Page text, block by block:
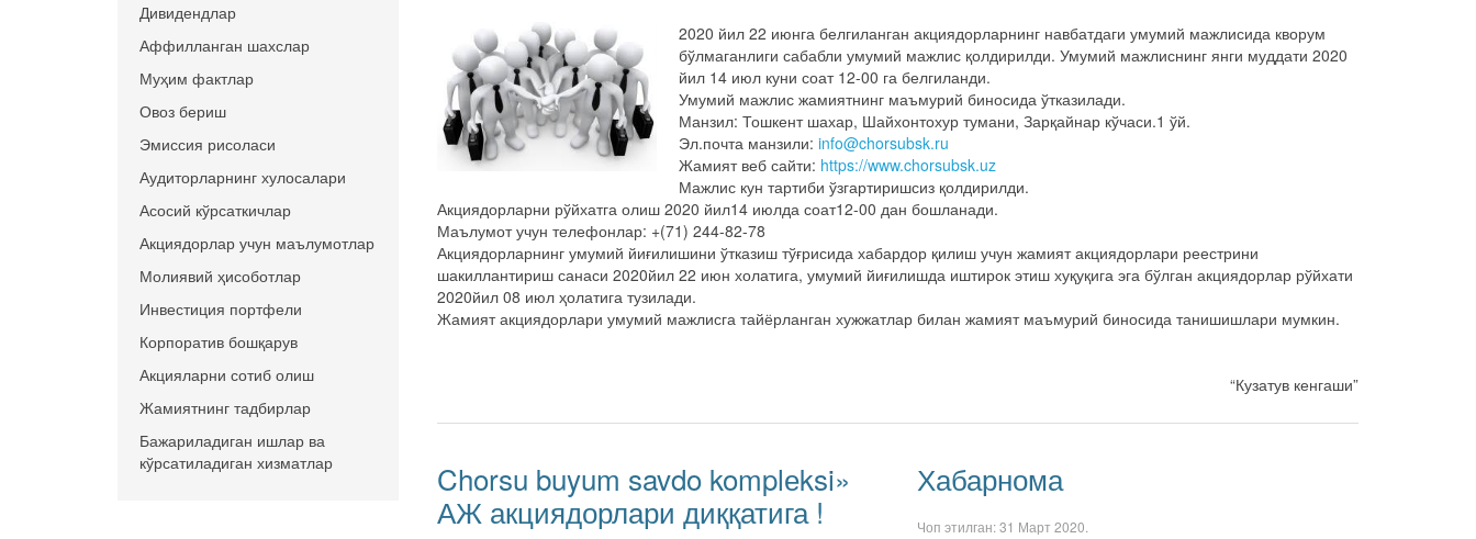
2020 йил 22 июнга белгиланган акциядорларнинг навбатдаги умумий мажлисида кворум
бўлмаганлиги сабабли умумий мажлис қолдирилди. Умумий мажлиснинг янги муддати 2020
йил 14 июл куни соат 12-00 га белгиланди.
Умумий мажлис жамиятнинг маъмурий биносида ўтказилади.
Манзил: Тошкент шахар, Шайхонтохур тумани, Зарқайнар кўчаси.1 ўй.
Эл.почта манзили:info@chorsubsk.ru
Жамият веб сайти: https://www.chorsubsk.uz
Мажлис кун тартиби ўзгартиришсиз қолдирилди.
Акциядорларни рўйхатга олиш 2020 йил14 июлда соат12-00 дан бошланади.
Маълумот учун телефонлар: +(71) 244-82-78
Акциядорларнинг умумий йиғилишини ўтказиш тўғрисида хабардор қилиш учун жамият акциядорлари реестрини
шакиллантириш санаси 2020йил 22 июн холатига, умумий йиғилишда иштирок этиш хуқуқига эга бўлган акциядорлар рўйхати
2020йил 08 июл ҳолатига тузилади.
Жамият акциядорлари умумий мажлисга тайёрланган хужжатлар билан жамият маъмурий биносида танишишлари мумкин.
“Кузатув кенгаши”
Chorsu buyum savdo komplеksi»
АЖ акциядорлари диққатига !
Хабарнома
Чоп этилган:31 Март 2020
Дивидендлар
Аффилланган шахслар
Муҳим фактлар
Овоз бериш
Эмиссия рисоласи
Аудиторларнинг хулосалари
Асосий кўрсаткичлар
Акциядорлар учун маълумотлар
Молиявий ҳисоботлар
Инвестиция портфели
Корпоратив бошқарув
Акцияларни сотиб олиш
Жамиятнинг тадбирлар
Бажариладиган ишлар ва
кўрсатиладиган хизматлар